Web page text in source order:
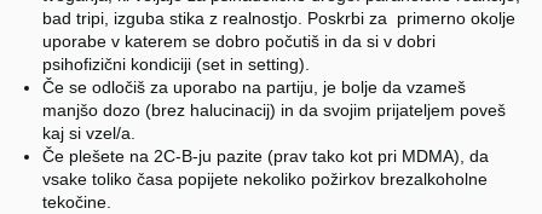
bad tripi, izguba stika z realnostjo. Poskrbi za primerno okolje
uporabe v katerem se dobro počutiš in da si v dobri
psihofizični kondiciji (set in setting).
Če se odločiš za uporabo na partiju, je bolje da vzameš
manjšo dozo (brez halucinacij) in da svojim prijateljem poveš
kaj si vzel/a.
Če plešete na 2C-B-ju pazite (prav tako kot pri MDMA), da
vsake toliko časa popijete nekoliko požirkov brezalkoholne
tekočine.